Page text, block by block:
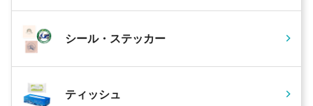
シール・ステッカー
ティッシュ